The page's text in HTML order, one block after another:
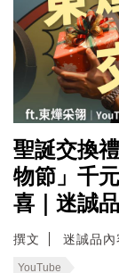
聖誕交換
物節」千
喜｜迷誠
撰文 迷誠品內
YouTube